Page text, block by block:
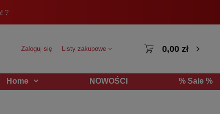
?
Zaloguj się Listy zakupowe 0,00 zł
Home NOWOŚCI % Sale %